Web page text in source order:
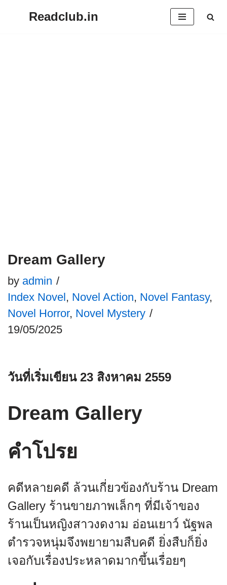
Readclub.in
Dream Gallery
by admin
Index Novel, Novel Action, Novel Fantasy,
Novel Horror, Novel Mystery
19/05/2025
วันที่เริ่มเขียน 23 สิงหาคม 2559
Dream Gallery
คำโปรย
คดีหลายคดี ล้วนเกี่ยวข้องกับร้าน Dream
Gallery ร้านขายภาพเล็กๆ ที่มีเจ้าของ
ร้านเป็นหญิงสาวงดงาม อ่อนเยาว์ นัฐพล
ตำรวจหนุ่มจึงพยายามสืบคดี ยิ่งสืบก็ยิ่ง
เจอกับเรื่องประหลาดมากขึ้นเรื่อยๆ